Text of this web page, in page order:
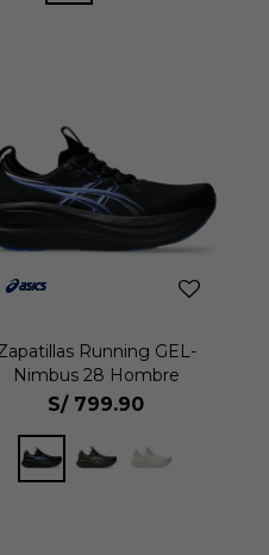
Running GEL-
Nimbus 28 Hombre
S/ 799.90